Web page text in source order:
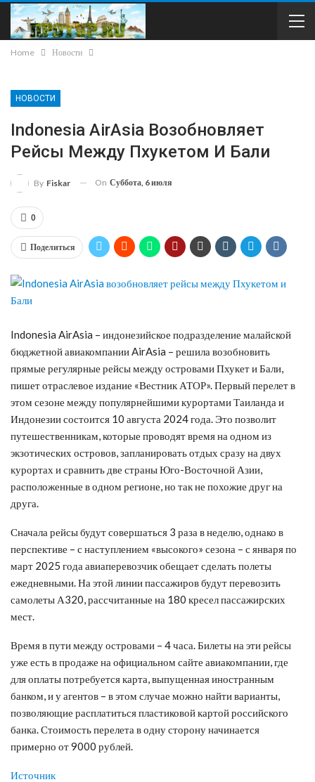
Home Новости
НОВОСТИ
Indonesia AirAsia Возобновляет
Рейсы Между Пхукетом И Бали
By Fiskar On Суббота, 6 июля
0
Поделиться
Indonesia AirAsia – индонезийское подразделение малайской
бюджетной авиакомпании AirAsia – решила возобновить
прямые регулярные рейсы между островами Пхукет и Бали,
пишет отраслевое издание «Вестник АТОР». Первый перелет в
этом сезоне между популярнейшими курортами Таиланда и
Индонезии состоится 10 августа 2024 года. Это позволит
путешественникам, которые проводят время на одном из
экзотических островов, запланировать отдых сразу на двух
курортах и сравнить две страны Юго-Восточной Азии,
расположенные в одном регионе, но так не похожие друг на
друга.
Сначала рейсы будут совершаться 3 раза в неделю, однако в
перспективе – с наступлением «высокого» сезона – с января по
март 2025 года авиаперевозчик обещает сделать полеты
ежедневными. На этой линии пассажиров будут перевозить
самолеты А320, рассчитанные на 180 кресел пассажирских
мест.
Время в пути между островами – 4 часа. Билеты на эти рейсы
уже есть в продаже на официальном сайте авиакомпании, где
для оплаты потребуется карта, выпущенная иностранным
банком, и у агентов – в этом случае можно найти варианты,
позволяющие расплатиться пластиковой картой российского
банка. Стоимость перелета в одну сторону начинается
примерно от 9000 рублей.
Источник